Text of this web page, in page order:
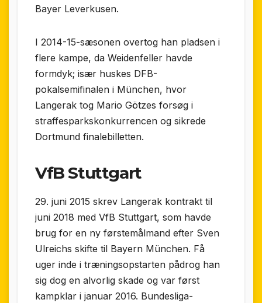
Bayer Leverkusen.
I 2014-15-sæsonen overtog han pladsen i
flere kampe, da Weidenfeller havde
formdyk; især huskes DFB-
pokalsemifinalen i München, hvor
Langerak tog Mario Götzes forsøg i
straffesparkskonkurrencen og sikrede
Dortmund finalebilletten.
VfB Stuttgart
29. juni 2015 skrev Langerak kontrakt til
juni 2018 med VfB Stuttgart, som havde
brug for en ny førstemålmand efter Sven
Ulreichs skifte til Bayern München. Få
uger inde i træningsopstarten pådrog han
sig dog en alvorlig skade og var først
kampklar i januar 2016. Bundesliga-